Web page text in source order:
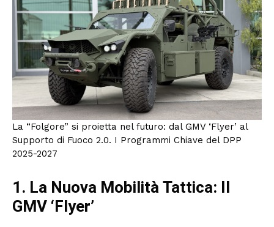
La “Folgore” si proietta nel futuro: dal GMV ‘Flyer’ al
Supporto di Fuoco 2.0. I Programmi Chiave del DPP
2025-2027
1. La Nuova Mobilità Tattica: Il
GMV ‘Flyer’